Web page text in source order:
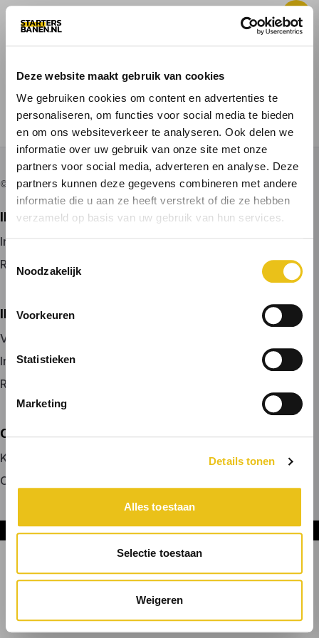
Deze website maakt gebruik van cookies
We gebruiken cookies om content en advertenties te
personaliseren, om functies voor social media te bieden
en om ons websiteverkeer te analyseren. Ook delen we
informatie over uw gebruik van onze site met onze
partners voor social media, adverteren en analyse. Deze
partners kunnen deze gegevens combineren met andere
informatie die u aan ze heeft verstrekt of die ze hebben
verzameld op basis van uw gebruik van hun services.
Noodzakelijk
Voorkeuren
Statistieken
Marketing
Details tonen
Alles toestaan
Selectie toestaan
Weigeren
VOOR KANDIDATEN
© 2026 door startersbanen.nl
IK ZOEK EEN BAAN
Inloggen
Registreren
IK BEN WERKGEVER
Vacature plaatsen
Inloggen
Registreren
OVER ONS
Kennismaken met MELON
Contact
Onderdeel van DNL Groep